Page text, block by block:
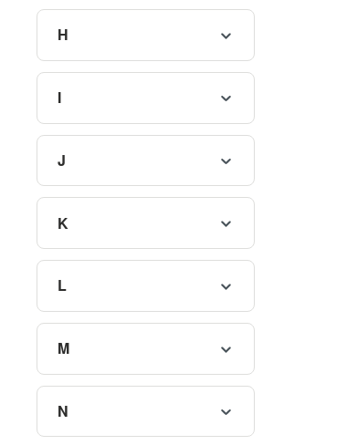
H
I
J
K
L
M
N